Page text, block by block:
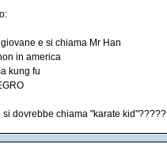
e si chiama Mr Han
in america
kung fu
si dovrebbe chiama "karate kid"?????